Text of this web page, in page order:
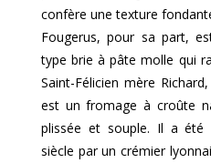
confère une texture
Fougerus, pour sa part,
type brie à pâte molle qui
Saint-Félicien mère
est un fromage à croûte
plissée et souple. Il a été
siècle par un crémier